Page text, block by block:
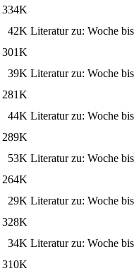
334K
42K Literatur zu: Woche
301K
39K Literatur zu: Woche
281K
44K Literatur zu: Woche
289K
53K Literatur zu: Woche
264K
29K Literatur zu: Woche
328K
34K Literatur zu: Woche
310K